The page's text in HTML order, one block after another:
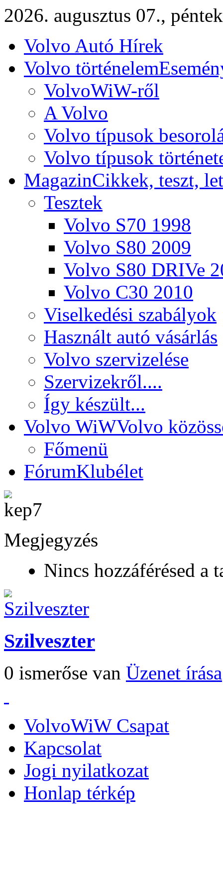
2026. augusztus 07., péntek
Volvo Autó Hírek
Volvo történelem
VolvoWiW-ről
A Volvo
Volvo típusok
Volvo típusok
MagazinCikkek, teszt,
Tesztek
Volvo S70 1998
Volvo S80 2009
Volvo S80 DRIVe
Volvo C30 2010
Viselkedési szabályok
Használt autó vásárlás
Volvo szervizelése
Szervizekről....
Így készült...
Volvo WiWVolvo
Főmenü
FórumKlubélet
Megjegyzés
Nincs hozzáférésed a
Szilveszter
0 ismerőse van Üzenet írása
VolvoWiW Csapat
Kapcsolat
Jogi nyilatkozat
Honlap térkép